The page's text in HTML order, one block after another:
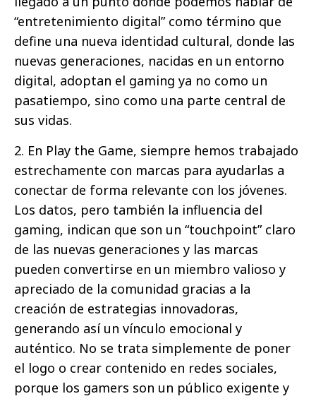
“entretenimiento digital” como término que
define una nueva identidad cultural, donde las
nuevas generaciones, nacidas en un entorno
digital, adoptan el gaming ya no como un
pasatiempo, sino como una parte central de
sus vidas.
2. En Play the Game, siempre hemos trabajado
estrechamente con marcas para ayudarlas a
conectar de forma relevante con los jóvenes.
Los datos, pero también la influencia del
gaming, indican que son un “touchpoint” claro
de las nuevas generaciones y las marcas
pueden convertirse en un miembro valioso y
apreciado de la comunidad gracias a la
creación de estrategias innovadoras,
generando así un vínculo emocional y
auténtico. No se trata simplemente de poner
el logo o crear contenido en redes sociales,
porque los gamers son un público exigente y